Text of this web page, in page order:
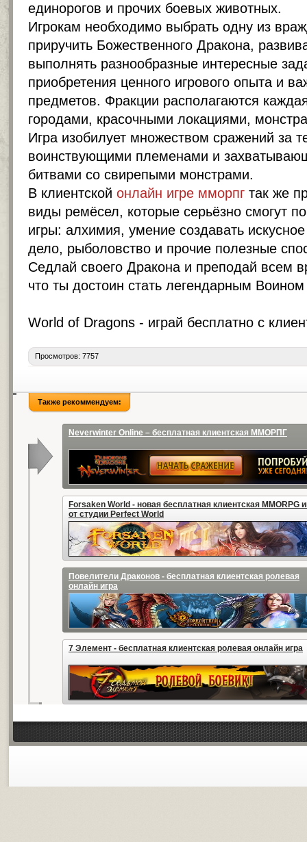
единорогов и прочих боевых животных.
Игрокам необходимо выбрать одну из
приручить Божественного Дракона,
выполнять разнообразные интересные
приобретения ценного игрового опыта и
предметов. Фракции располагаются
городами, красочными локациями,
Игра изобилует множеством сражений за
воинствующими племенами и
битвами со свирепыми монстрами.
В клиентской онлайн игре мморпг так же
виды ремёсел, которые серьёзно смогут
игры: алхимия, умение создавать
дело, рыболовство и прочие полезные
Седлай своего Дракона и преподай всем
что ты достоин стать легендарным
World of Dragons - играй бесплатно с
Просмотров: 7757
Также рекоммендуем:
Neverwinter Online – бесплатная клиентская ММОРПГ
Forsaken World - новая бесплатная клиентская MMORPG
от студии Perfect World
Повелители Драконов - бесплатная клиентская ролевая
онлайн игра
7 Элемент - бесплатная клиентская ролевая онлайн игра